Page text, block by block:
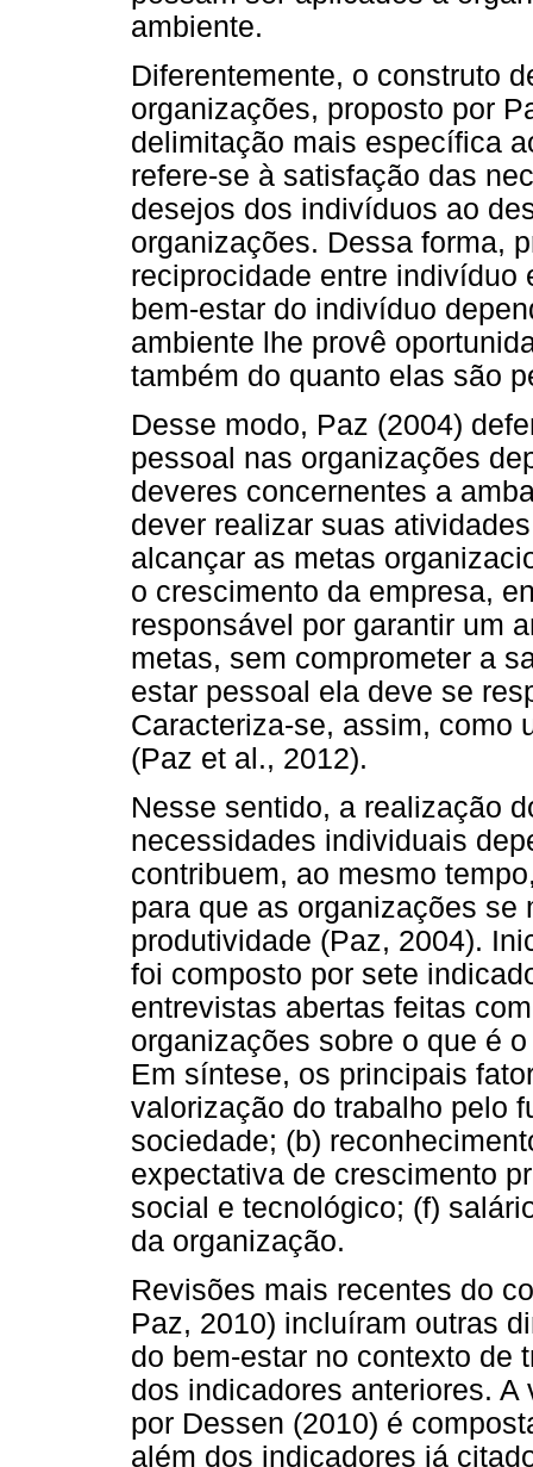
ambiente.
Diferentemente, o construto
organizações, proposto por
delimitação mais específica
refere-se à satisfação das
desejos dos indivíduos ao
organizações. Dessa forma,
reciprocidade entre indivíduo
bem-estar do indivíduo
ambiente lhe provê
também do quanto elas são
Desse modo, Paz (2004)
pessoal nas organizações
deveres concernentes a
dever realizar suas
alcançar as metas
o crescimento da empresa,
responsável por garantir um
metas, sem comprometer a
estar pessoal ela deve se
Caracteriza-se, assim, como
(Paz et al., 2012).
Nesse sentido, a realização
necessidades individuais
contribuem, ao mesmo
para que as organizações se
produtividade (Paz, 2004).
foi composto por sete
entrevistas abertas feitas
organizações sobre o que é
Em síntese, os principais
valorização do trabalho pelo
sociedade; (b)
expectativa de crescimento
social e tecnológico; (f)
da organização.
Revisões mais recentes do
Paz, 2010) incluíram outras
do bem-estar no contexto de
dos indicadores anteriores.
por Dessen (2010) é
além dos indicadores já